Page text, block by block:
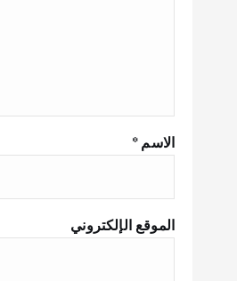
الاسم*
الموقع الإلكتروني